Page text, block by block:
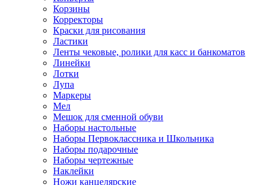
Корзины
Корректоры
Краски для рисования
Ластики
Ленты чековые, ролики для касс и банкоматов
Линейки
Лотки
Лупа
Маркеры
Мел
Мешок для сменной обуви
Наборы настольные
Наборы Первоклассника и Школьника
Наборы подарочные
Наборы чертежные
Наклейки
Ножи канцелярские